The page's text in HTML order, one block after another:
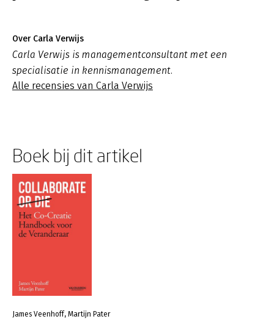
Over Carla Verwijs
Carla Verwijs is managementconsultant met een
specialisatie in kennismanagement.
Alle recensies van Carla Verwijs
Boek bij dit artikel
James Veenhoff, Martijn Pater